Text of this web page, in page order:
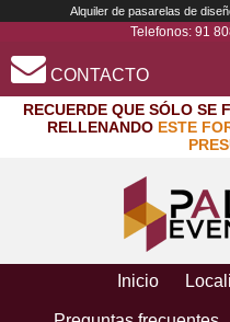
Alquiler de pasarelas de
Telefonos: 91
CONTACTO
RECUERDE QUE SÓLO SE
RELLENANDO ESTE
Inicio